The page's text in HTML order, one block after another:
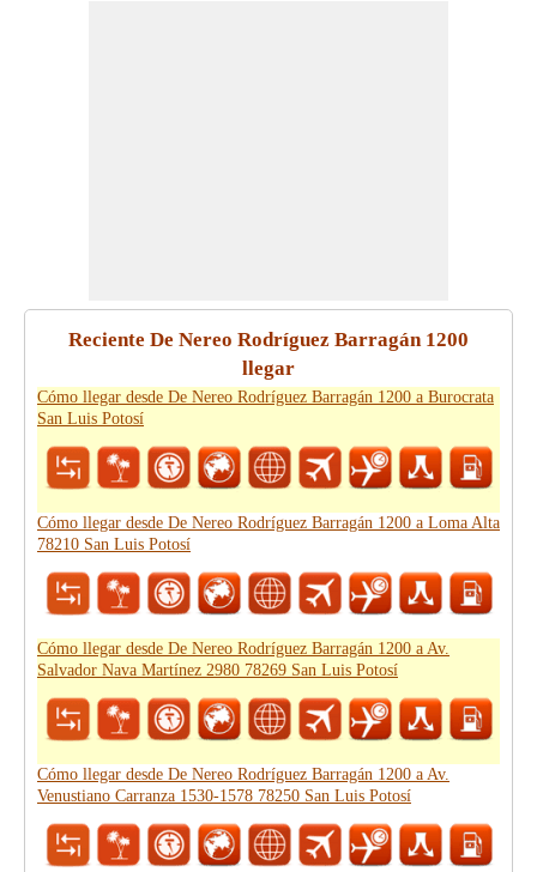
Reciente De Nereo Rodríguez Barragán 1200
llegar
Cómo llegar desde De Nereo Rodríguez Barragán 1200 a Burocrata
San Luis Potosí
Cómo llegar desde De Nereo Rodríguez Barragán 1200 a Loma Alta
78210 San Luis Potosí
Cómo llegar desde De Nereo Rodríguez Barragán 1200 a Av.
Salvador Nava Martínez 2980 78269 San Luis Potosí
Cómo llegar desde De Nereo Rodríguez Barragán 1200 a Av.
Venustiano Carranza 1530-1578 78250 San Luis Potosí